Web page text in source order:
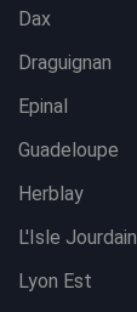
Dax
Draguignan
Epinal
Guadeloupe
Herblay
L'Isle Jourdain
Lyon Est